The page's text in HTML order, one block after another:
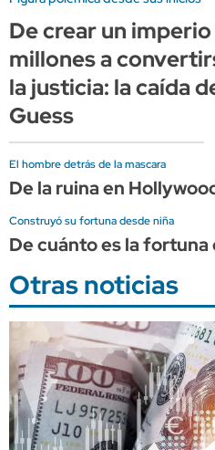
De crear un
millones a
la justicia: la caída
Guess
El hombre detrás de la mascara
De la ruina en
Construyó su fortuna desde niña
De cuánto es la
Otras noticias